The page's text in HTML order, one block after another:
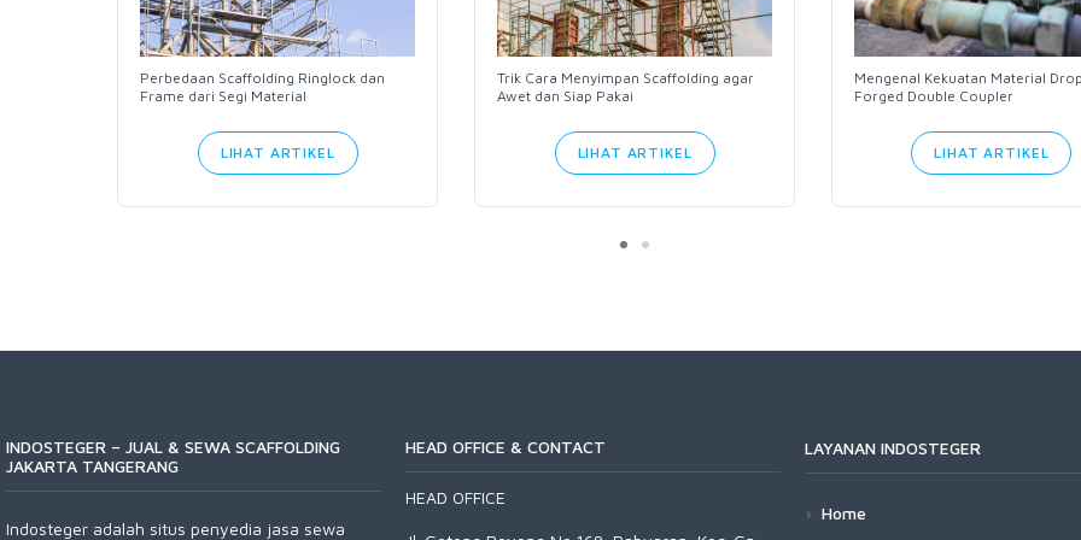
Perbedaan Scaffolding Ringlock dan
Frame dari Segi Material
LIHAT ARTIKEL
Trik Cara Menyimpan Scaffolding agar
Awet dan Siap Pakai
LIHAT ARTIKEL
Mengenal Kekuatan Material Drop
Forged Double Coupler
LIHAT ARTIKEL
INDOSTEGER – JUAL & SEWA SCAFFOLDING
JAKARTA TANGERANG
Indosteger adalah situs penyedia jasa sewa
HEAD OFFICE & CONTACT
HEAD OFFICE
LAYANAN INDOSTEGER
Home